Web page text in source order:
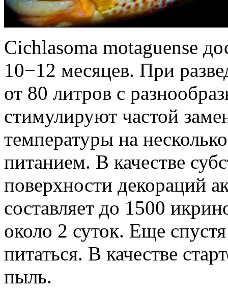
Cichlasoma motaguense
10−12 месяцев. При
от 80 литров с
стимулируют частой
температуры на
питанием. В качестве
поверхности декораций
составляет до 1500
около 2 суток. Еще
питаться. В качестве
пыль.